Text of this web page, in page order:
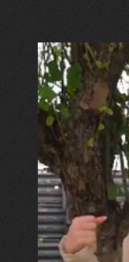
30.07.2026
Калина,